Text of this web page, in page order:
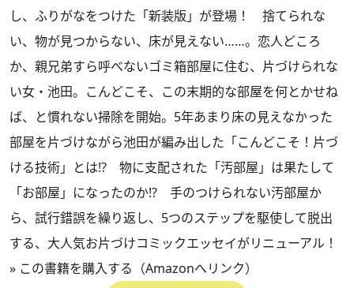
し、ふりがなをつけた「新装版」が登場！ 捨てられな
い、物が見つからない、床が見えない……。恋人どころ
か、親兄弟すら呼べないゴミ箱部屋に住む、片づけられな
い女・池田。こんどこそ、この末期的な部屋を何とかせね
ば、と慣れない掃除を開始。5年あまり床の見えなかった
部屋を片づけながら池田が編み出した「こんどこそ！片づ
ける技術」とは!? 物に支配された「汚部屋」は果たして
「お部屋」になったのか!? 手のつけられない汚部屋か
ら、試行錯誤を繰り返し、5つのステップを駆使して脱出
する、大人気お片づけコミックエッセイがリニューアル！
» この書籍を購入する（Amazonへリンク）